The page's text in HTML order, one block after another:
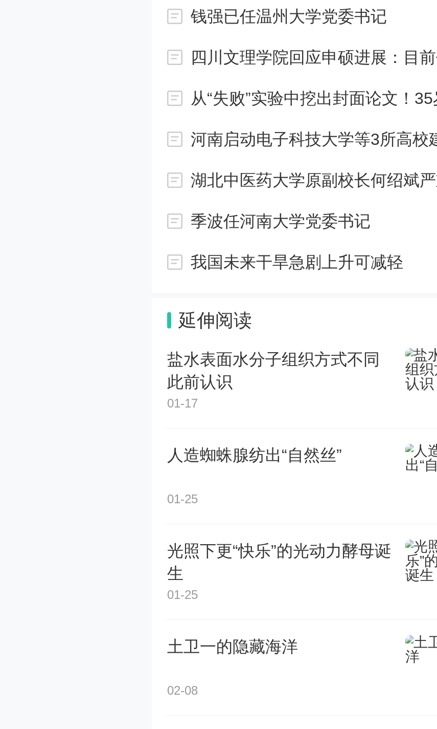
现在的市场很脆弱，杯弓蛇影，一有
动，机构就先逃为敬，导致下跌负反
这也是投资者信心不足的表现，想要
知道这样下去，系统性风险会不会激
海种业、隆平高科、神农科技涨超5%
淮汽车、金龙汽车等涨幅靠前。
英伟达概念股重挫，浪潮信息跌停，
块走低，百花医药逼近跌停，康鹏科
康、谱尼测试、博济医药等跌幅靠前。
钱强已任温州大学党委书记
四川文理学院回应申硕进展：目
河南启动电子科技大学等3所高校
季波任河南大学党委书记
我国未来干旱急剧上升可减轻
延伸阅读
盐水表面水分子组织方式不同
此前认识
01-17
人造蜘蛛腺纺出“自然丝”
01-25
光照下更“快乐”的光动力酵母诞
生
01-25
土卫一的隐藏海洋
02-08